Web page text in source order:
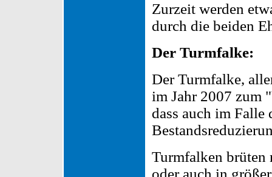
Zurzeit werden
durch die beiden
Der Turmfalke:
Der Turmfalke,
im Jahr 2007 zum
dass auch im Falle
Turmfalken brüten